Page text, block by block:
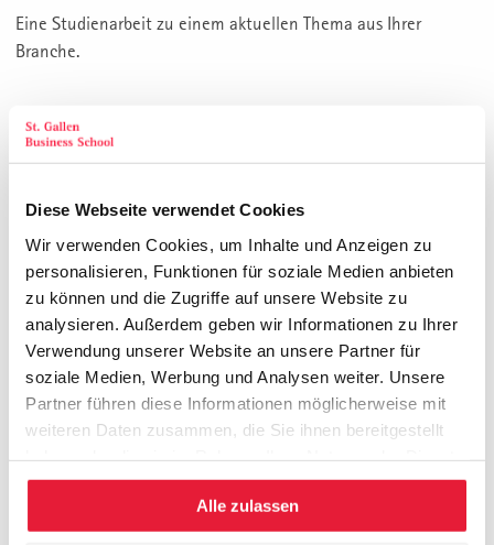
Diese Webseite verwendet Cookies
Wir verwenden Cookies, um Inhalte und Anzeigen zu
personalisieren, Funktionen für soziale Medien anbieten
zu können und die Zugriffe auf unsere Website zu
analysieren. Außerdem geben wir Informationen zu Ihrer
Verwendung unserer Website an unsere Partner für
soziale Medien, Werbung und Analysen weiter. Unsere
Partner führen diese Informationen möglicherweise mit
weiteren Daten zusammen, die Sie ihnen bereitgestellt
gesammelt haben.
Alle zulassen
Eine Studienarbeit zu einem aktuellen Thema aus Ihrer
Branche.
ARB: Arbeitswoche in St. Gallen
Das Praxisprojekt zur Umsetzung des neuen Wissens und der
IPC: Individuelles Projekt-Coaching
Projektbegleitung und Wissenstransfer
KOLL: Kolloquium, Defensio Ihrer
Projektarbeit und Studienabschluss
Die eigene Projektarbeit überzeugend präsentieren und gegen